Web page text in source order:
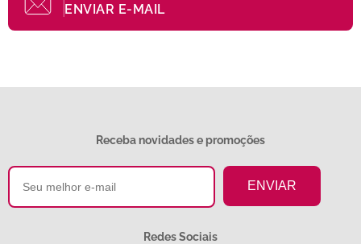
ENVIAR E-MAIL
Receba novidades e promoções
Redes Sociais